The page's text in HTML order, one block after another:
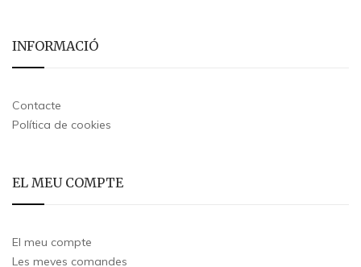
INFORMACIÓ
Contacte
Política de cookies
EL MEU COMPTE
El meu compte
Les meves comandes